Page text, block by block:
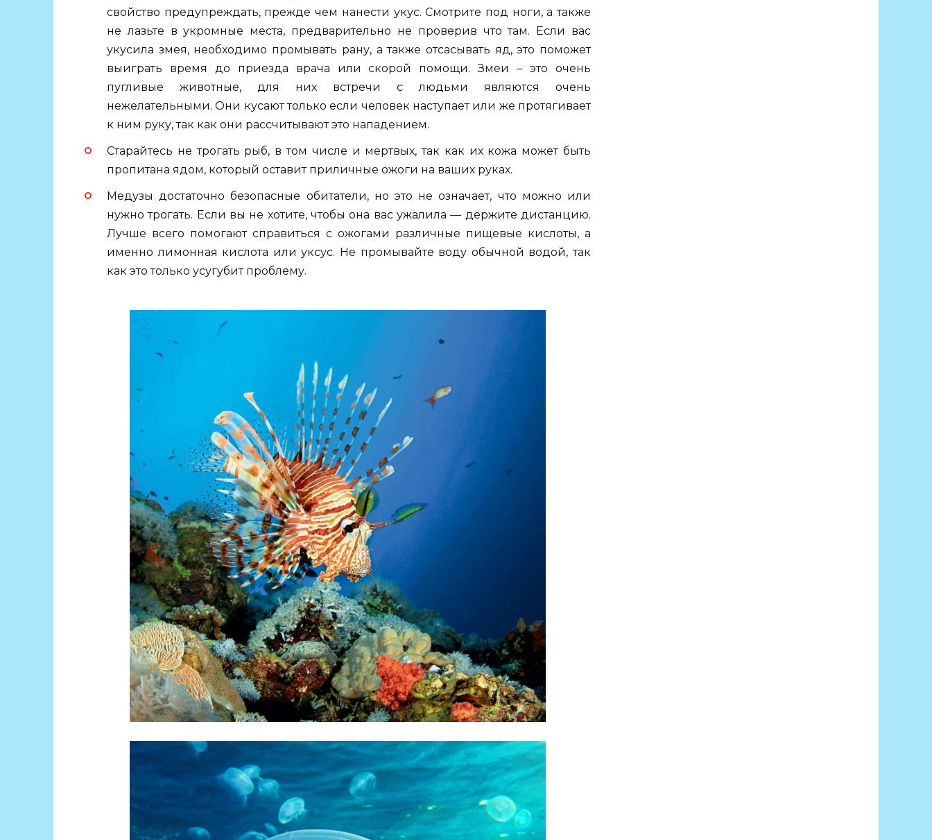
свойство предупреждать, прежде чем нанести укус. Смотрите под ноги, а также
не лазьте в укромные места, предварительно не проверив что там. Если вас
укусила змея, необходимо промывать рану, а также отсасывать яд, это поможет
выиграть время до приезда врача или скорой помощи. Змеи – это очень
пугливые животные, для них встречи с людьми являются очень
нежелательными. Они кусают только если человек наступает или же протягивает
к ним руку, так как они рассчитывают это нападением.
Старайтесь не трогать рыб, в том числе и мертвых, так как их кожа может быть
пропитана ядом, который оставит приличные ожоги на ваших руках.
Медузы достаточно безопасные обитатели, но это не означает, что можно или
нужно трогать. Если вы не хотите, чтобы она вас ужалила — держите дистанцию.
Лучше всего помогают справиться с ожогами различные пищевые кислоты, а
именно лимонная кислота или уксус. Не промывайте воду обычной водой, так
как это только усугубит проблему.